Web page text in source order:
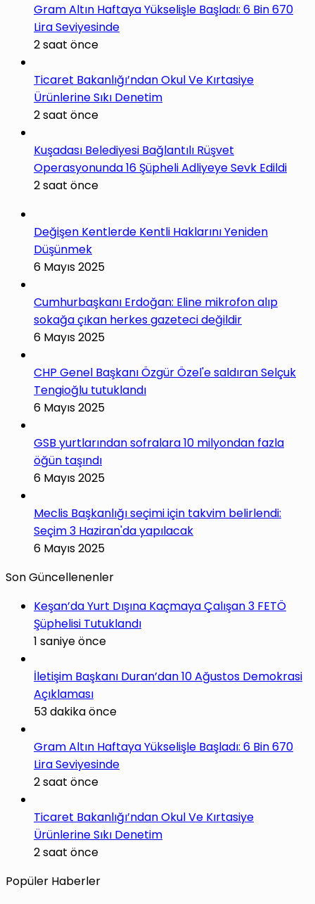
Gram Altın Haftaya Yükselişle Başladı: 6 Bin 670
Lira Seviyesinde
2 saat önce
Ticaret Bakanlığı’ndan Okul Ve Kırtasiye
Ürünlerine Sıkı Denetim
2 saat önce
Kuşadası Belediyesi Bağlantılı Rüşvet
Operasyonunda 16 Şüpheli Adliyeye Sevk Edildi
2 saat önce
Değişen Kentlerde Kentli Haklarını Yeniden
Düşünmek
6 Mayıs 2025
Cumhurbaşkanı Erdoğan: Eline mikrofon alıp
sokağa çıkan herkes gazeteci değildir
6 Mayıs 2025
CHP Genel Başkanı Özgür Özel'e saldıran Selçuk
Tengioğlu tutuklandı
6 Mayıs 2025
GSB yurtlarından sofralara 10 milyondan fazla
öğün taşındı
6 Mayıs 2025
Meclis Başkanlığı seçimi için takvim belirlendi:
Seçim 3 Haziran'da yapılacak
6 Mayıs 2025
Son Güncellenenler
Keşan’da Yurt Dışına Kaçmaya Çalışan 3 FETÖ
Şüphelisi Tutuklandı
1 saniye önce
İletişim Başkanı Duran’dan 10 Ağustos Demokrasi
Açıklaması
53 dakika önce
Gram Altın Haftaya Yükselişle Başladı: 6 Bin 670
Lira Seviyesinde
2 saat önce
Ticaret Bakanlığı’ndan Okul Ve Kırtasiye
Ürünlerine Sıkı Denetim
2 saat önce
Popüler Haberler